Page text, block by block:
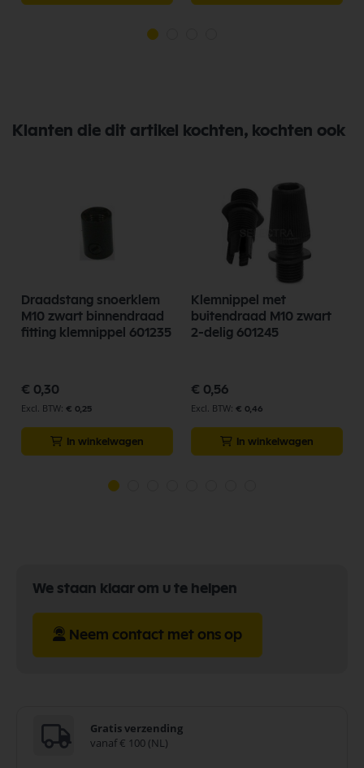
Klanten die dit artikel kochten, kochten ook
Draadstang snoerklem
M10 zwart binnendraad
fitting klemnippel 601235
€ 0,30
€ 0,25
In winkelwagen
Klemnippel met
buitendraad M10 zwart
2-delig 601245
€ 0,56
€ 0,46
In winkelwagen
We staan klaar om u te helpen
Neem contact met ons op
Gratis verzending
vanaf € 100 (NL)